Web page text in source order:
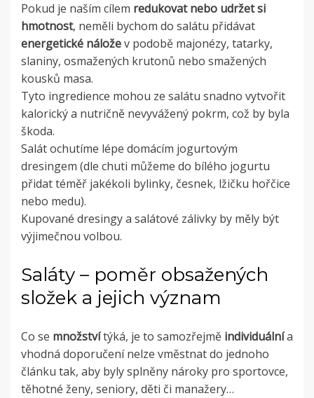
Pokud je naším cílem redukovat nebo udržet si
hmotnost, neměli bychom do salátu přidávat
energetické náložev podobě majonézy, tatarky,
slaniny, osmažených krutonů nebo smažených
kousků masa.
Tyto ingredience mohou ze salátu snadno vytvořit
kalorický a nutričně nevyvážený pokrm, což by byla
škoda.
Salát ochutíme lépe domácím jogurtovým
dresingem (dle chuti můžeme do bílého jogurtu
přidat téměř jakékoli bylinky, česnek, lžičku hořčice
nebo medu).
Kupované dresingy a salátové zálivky by měly být
výjimečnou volbou.
Saláty – poměr obsažených
složek a jejich význam
Co se množstvítýká, je to samozřejmě individuálnía
vhodná doporučení nelze vměstnat do jednoho
článku tak, aby byly splněny nároky pro sportovce,
těhotné ženy, seniory, děti či manažery…